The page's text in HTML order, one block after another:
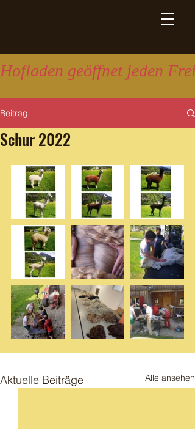
Hofladen geöffnet jeden
Beitrag
Schur 2022
Aktuelle Beiträge Alle ansehen